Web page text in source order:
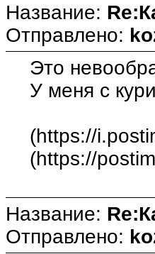
Название:
Отправлено:
Это
У меня с
(https://
(https://
Название:
Отправлено: